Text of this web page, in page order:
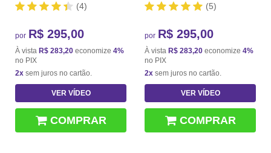
(4)
por R$ 295,00
À vista R$ 283,20 economize 4%
no PIX
2x sem juros no cartão.
VER VÍDEO
COMPRAR
(5)
por R$ 295,00
À vista R$ 283,20 economize 4%
no PIX
2x sem juros no cartão.
VER VÍDEO
COMPRAR